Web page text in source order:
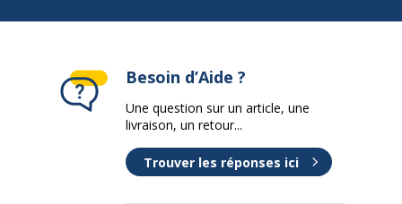
Besoin d’Aide ?
Une question sur un article, une
livraison, un retour...
Trouver les réponses ici